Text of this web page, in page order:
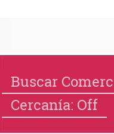
Cercanía: Off